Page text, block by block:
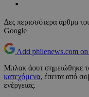
Δες περισσότερα άρθρα
Google
Add philenews.com
Mπλακ άουτ σημειώθηκε
κατεχόμενα, έπειτα από
ενέργειας.